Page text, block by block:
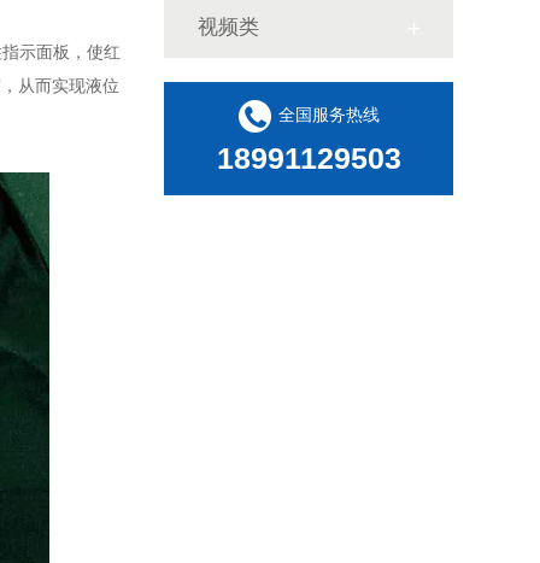
示面板，使红
从而实现液位
视频类
全国服务热线
18991129503